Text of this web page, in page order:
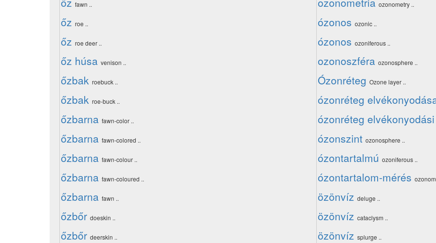
fawn ..
őz roe ..
őz roe deer ..
őz húsa venison ..
őzbak roebuck ..
őzbak roe-buck ..
őzbarna fawn-color ..
őzbarna fawn-colored ..
őzbarna fawn-colour ..
őzbarna fawn-coloured ..
őzbarna fawn ..
őzbőr doeskin ..
őzbőr deerskin ..
ozonometry ..
ózonos ozonic ..
ózonos ozoniferous ..
ozonoszféra ozonosphere ..
Ózonréteg Ozone layer ..
ózonréteg
ózonréteg
ózonszint ozonosphere ..
ózontartalmú ozoniferous ..
ózontartalom-mérés
özönvíz deluge ..
özönvíz cataclysm ..
özönvíz splurge ..